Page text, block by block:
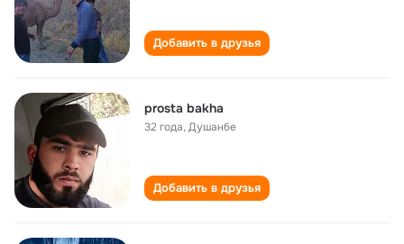
Добавить в друзья
prosta bakha
32 года,Душанбе
Добавить в друзья